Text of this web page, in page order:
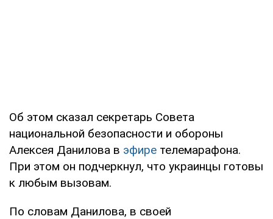
Об этом сказал секретарь Совета
национальной безопасности и обороны
Алексея Данилова в эфире телемарафона.
При этом он подчеркнул, что украинцы готовы
к любым вызовам.
По словам Данилова, в своей